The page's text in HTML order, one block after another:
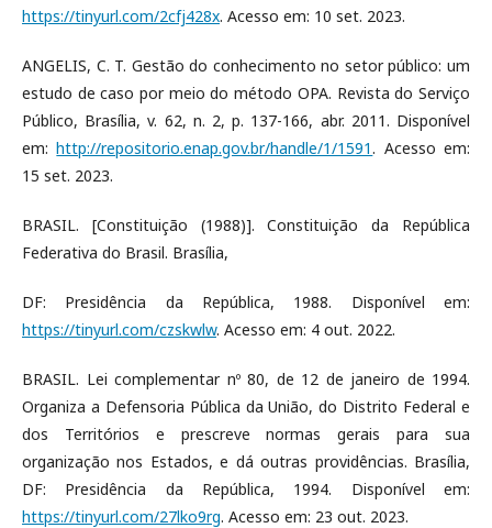
https://tinyurl.com/2cfj428x. Acesso em: 10 set. 2023.
ANGELIS, C. T. Gestão do conhecimento no setor público: um
estudo de caso por meio do método OPA. Revista do Serviço
Público, Brasília, v. 62, n. 2, p. 137-166, abr. 2011. Disponível
em:http://repositorio.enap.gov.br/handle/1/1591. Acesso em:
15 set. 2023.
BRASIL. [Constituição (1988)]. Constituição da República
Federativa do Brasil. Brasília,
DF: Presidência da República, 1988. Disponível em:
https://tinyurl.com/czskwlw. Acesso em: 4 out. 2022.
BRASIL. Lei complementar nº 80, de 12 de janeiro de 1994.
Organiza a Defensoria Pública da União, do Distrito Federal e
dos Territórios e prescreve normas gerais para sua
organização nos Estados, e dá outras providências. Brasília,
DF: Presidência da República, 1994. Disponível em:
https://tinyurl.com/27lko9rg. Acesso em: 23 out. 2023.